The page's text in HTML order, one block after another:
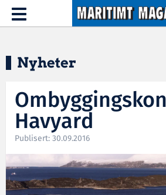
Hopp til hovedinnhold
Toggle
navigation
Nyheter
Havyard
Publisert: 30.09.2016